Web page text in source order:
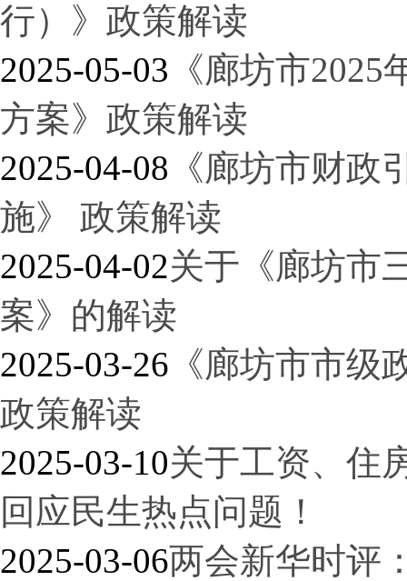
行）》政策解读
2025-05-03 《廊坊市
方案》政策解读
2025-04-08 《廊坊市财政
施》 政策解读
2025-04-02关于《廊坊市
案》的解读
2025-03-26 《廊坊市市
政策解读
2025-03-10关于工资、住
回应民生热点问题！
2025-03-06两会新华时评